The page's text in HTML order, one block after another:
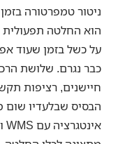
ניטור טמפרטורה
הוא החלטה תפעולית
על כשל בזמן שעוד
כבר נגרם. שלושת
חיישנים, רציפות
הבסיס שבלעדיו שום